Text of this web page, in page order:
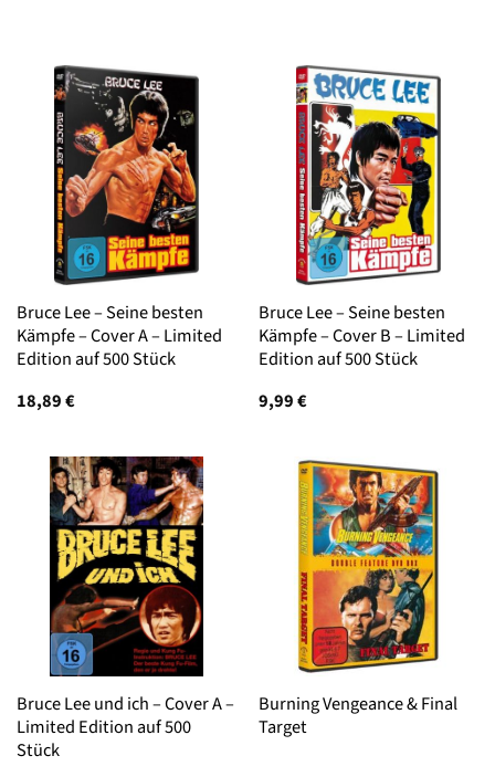
Bruce Lee – Seine besten
Kämpfe – Cover A – Limited
Edition auf 500 Stück
18,89€
Bruce Lee – Seine besten
Kämpfe – Cover B – Limited
Edition auf 500 Stück
9,99€
Bruce Lee und ich – Cover A –
Limited Edition auf 500
Stück
Burning Vengeance & Final
Target